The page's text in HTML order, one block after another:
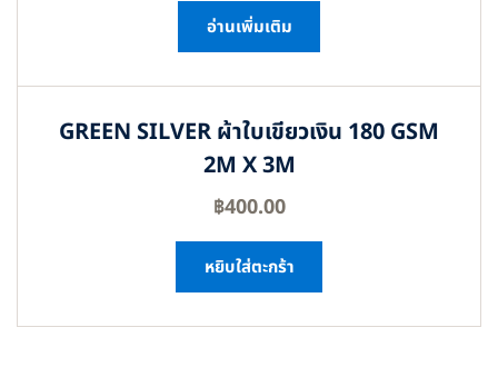
อ่านเพิ่มเติม
GREEN SILVER ผ้าใบเขียวเงิน 180 GSM
2M X 3M
฿400.00
หยิบใส่ตะกร้า